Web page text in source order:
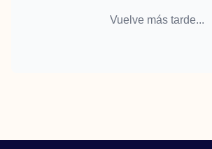
Vuelve más tarde...